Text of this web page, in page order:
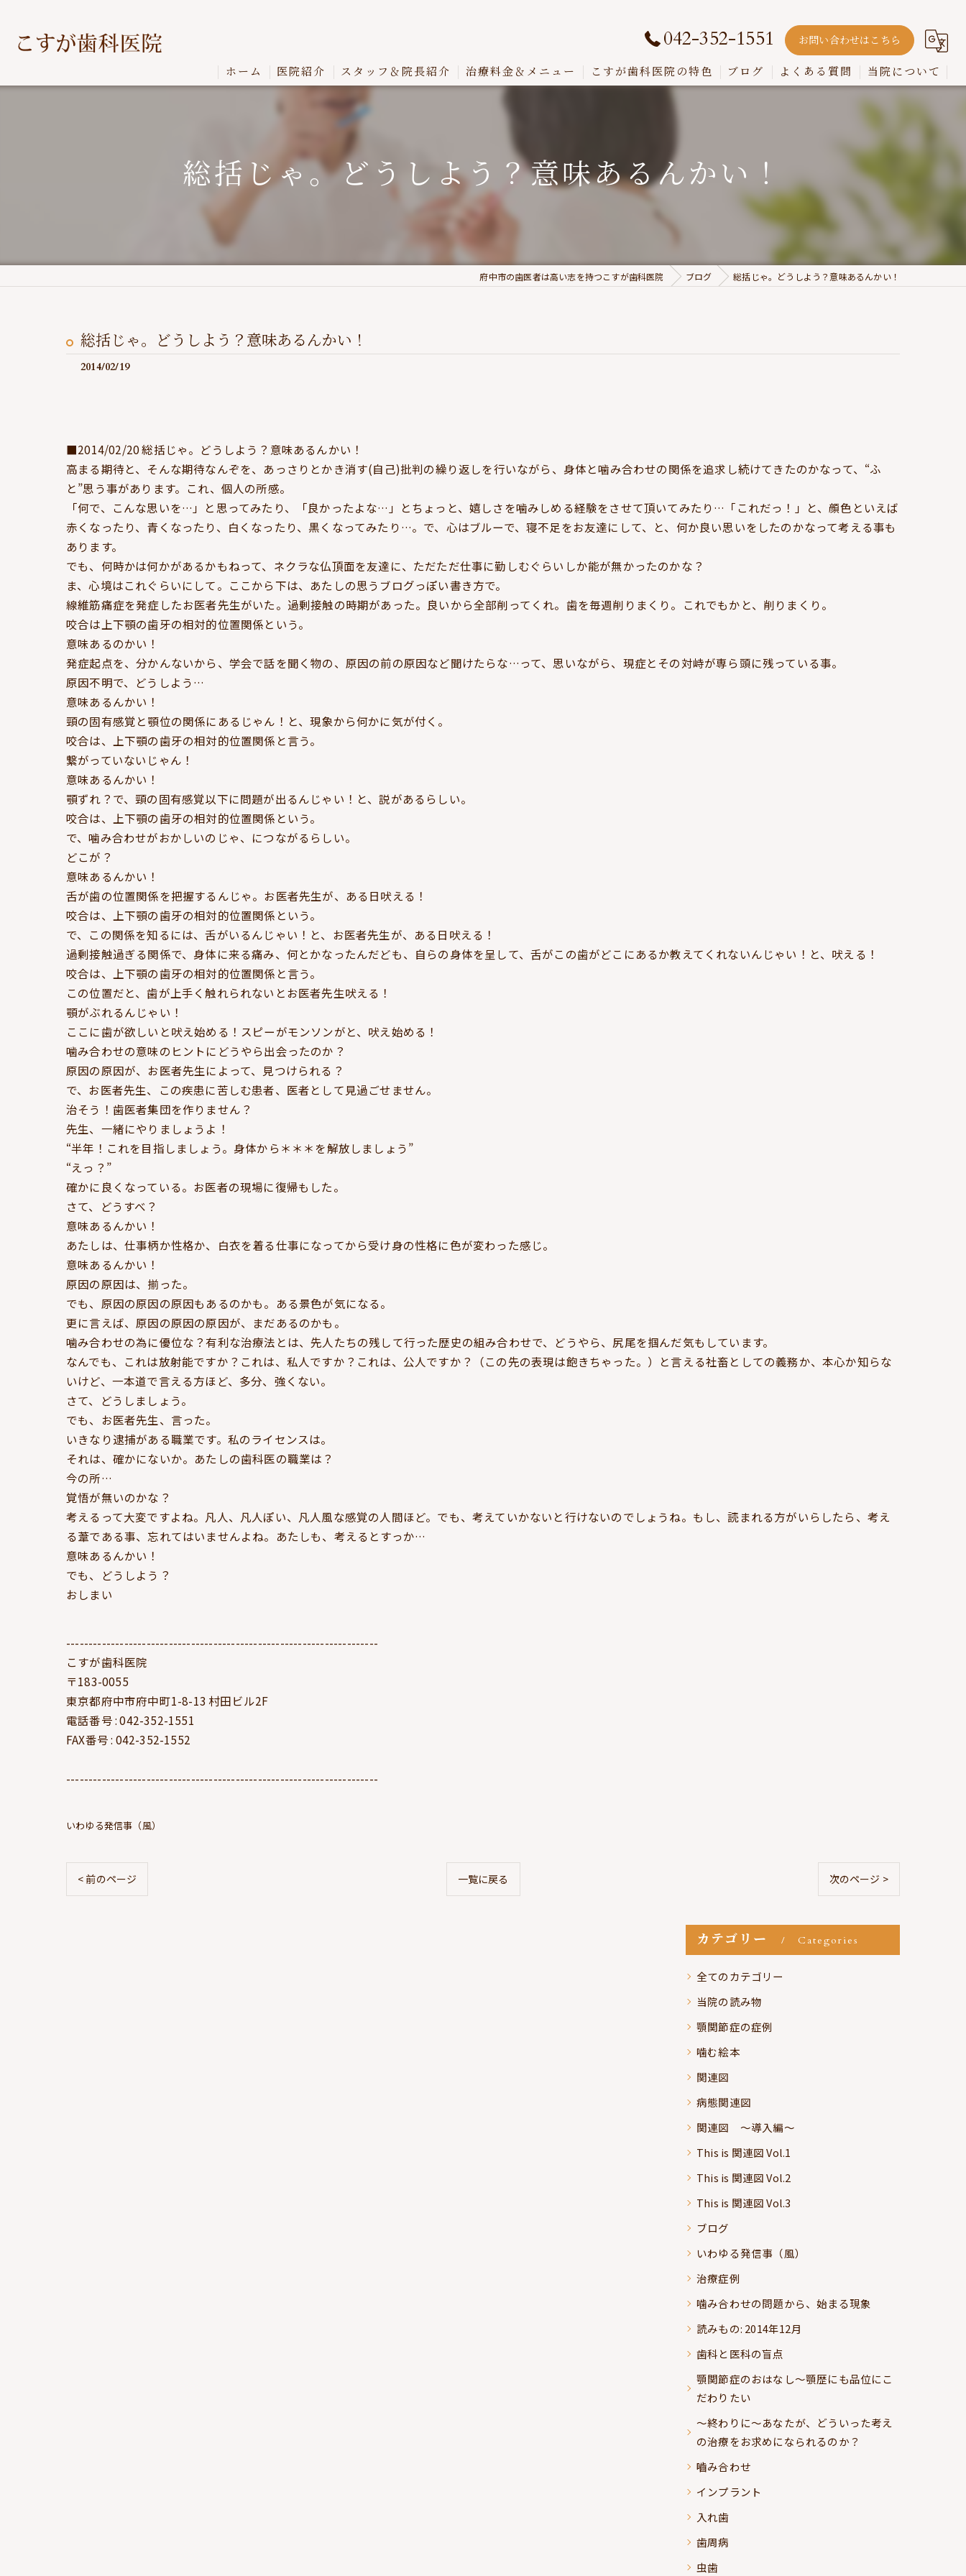
042-352-1551 お問い合わせはこちら
ホーム 医院紹介 スタッフ＆院長紹介 治療料金＆メニュー こすが歯科医院の特色 ブログ よくある質問 当院について
インプラント
入れ歯
歯周病
虫歯
総括じゃ。どうしよう？意味あるんかい！
府中市の歯医者は高い志を持つこすが歯科医院 ブログ 総括じゃ。どうしよう？意味あるんかい！
総括じゃ。どうしよう？意味あるんかい！
2014/02/19
■2014/02/20 総括じゃ。どうしよう？意味あるんかい！
高まる期待と、そんな期待なんぞを、あっさりとかき消す(自己)批判の繰り返しを行いながら、身体と噛み合わせの関係を追求し続けてきたのかなって、“ふ
と”思う事があります。これ、個人の所感。
「何で、こんな思いを…」と思ってみたり、「良かったよな…」とちょっと、嬉しさを噛みしめる経験をさせて頂いてみたり…「これだっ！」と、顔色といえば
赤くなったり、青くなったり、白くなったり、黒くなってみたり…。で、心はブルーで、寝不足をお友達にして、と、何か良い思いをしたのかなって考える事も
あります。
でも、何時かは何かがあるかもねって、ネクラな仏頂面を友達に、ただただ仕事に勤しむぐらいしか能が無かったのかな？
ま、心境はこれぐらいにして。ここから下は、あたしの思うブログっぽい書き方で。
線維筋痛症を発症したお医者先生がいた。過剰接触の時期があった。良いから全部削ってくれ。歯を毎週削りまくり。これでもかと、削りまくり。
咬合は上下顎の歯牙の相対的位置関係という。
意味あるのかい！
発症起点を、分かんないから、学会で話を聞く物の、原因の前の原因など聞けたらな…って、思いながら、現症とその対峙が専ら頭に残っている事。
原因不明で、どうしよう…
意味あるんかい！
頸の固有感覚と顎位の関係にあるじゃん！と、現象から何かに気が付く。
咬合は、上下顎の歯牙の相対的位置関係と言う。
繋がっていないじゃん！
意味あるんかい！
顎ずれ？で、頸の固有感覚以下に問題が出るんじゃい！と、説があるらしい。
咬合は、上下顎の歯牙の相対的位置関係という。
で、噛み合わせがおかしいのじゃ、につながるらしい。
どこが？
意味あるんかい！
舌が歯の位置関係を把握するんじゃ。お医者先生が、ある日吠える！
咬合は、上下顎の歯牙の相対的位置関係という。
で、この関係を知るには、舌がいるんじゃい！と、お医者先生が、ある日吠える！
過剰接触過ぎる関係で、身体に来る痛み、何とかなったんだども、自らの身体を呈して、舌がこの歯がどこにあるか教えてくれないんじゃい！と、吠える！
咬合は、上下顎の歯牙の相対的位置関係と言う。
この位置だと、歯が上手く触れられないとお医者先生吠える！
顎がぶれるんじゃい！
ここに歯が欲しいと吠え始める！スピーがモンソンがと、吠え始める！
噛み合わせの意味のヒントにどうやら出会ったのか？
原因の原因が、お医者先生によって、見つけられる？
で、お医者先生、この疾患に苦しむ患者、医者として見過ごせません。
治そう！歯医者集団を作りません？
先生、一緒にやりましょうよ！
“半年！これを目指しましょう。身体から＊＊＊を解放しましょう”
“えっ？”
確かに良くなっている。お医者の現場に復帰もした。
さて、どうすべ？
意味あるんかい！
あたしは、仕事柄か性格か、白衣を着る仕事になってから受け身の性格に色が変わった感じ。
意味あるんかい！
原因の原因は、揃った。
でも、原因の原因の原因もあるのかも。ある景色が気になる。
更に言えば、原因の原因の原因が、まだあるのかも。
噛み合わせの為に優位な？有利な治療法とは、先人たちの残して行った歴史の組み合わせで、どうやら、尻尾を掴んだ気もしています。
なんでも、これは放射能ですか？これは、私人ですか？これは、公人ですか？（この先の表現は飽きちゃった。）と言える社畜としての義務か、本心か知らな
いけど、一本道で言える方ほど、多分、強くない。
さて、どうしましょう。
でも、お医者先生、言った。
いきなり逮捕がある職業です。私のライセンスは。
それは、確かにないか。あたしの歯科医の職業は？
今の所…
覚悟が無いのかな？
考えるって大変ですよね。凡人、凡人ぽい、凡人風な感覚の人間ほど。でも、考えていかないと行けないのでしょうね。もし、読まれる方がいらしたら、考え
る葦である事、忘れてはいませんよね。あたしも、考えるとすっか…
意味あるんかい！
でも、どうしよう？
おしまい
----------------------------------------------------------------------
こすが歯科医院
〒183-0055
東京都府中市府中町1-8-13 村田ビル2F
電話番号 : 042-352-1551
FAX番号 : 042-352-1552
----------------------------------------------------------------------
いわゆる発信事（風）
< 前のページ 一覧に戻る 次のページ >
カテゴリー Categories
全てのカテゴリー
当院の読み物
顎関節症の症例
噛む絵本
関連図
病態関連図
関連図 ～導入編～
This is 関連図 Vol.1
This is 関連図 Vol.2
This is 関連図 Vol.3
ブログ
いわゆる発信事（風）
治療症例
噛み合わせの問題から、始まる現象
読みもの: 2014年12月
歯科と医科の盲点
顎関節症のおはなし～顎歴にも品位にこ
だわりたい
～終わりに～あなたが、どういった考え
の治療をお求めになられるのか？
嚙み合わせ
インプラント
入れ歯
歯周病
虫歯